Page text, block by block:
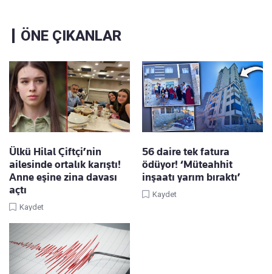
ÖNE ÇIKANLAR
Ülkü Hilal Çiftçi’nin
ailesinde ortalık karıştı!
Anne eşine zina davası
açtı
Kaydet
56 daire tek fatura
ödüyor! ‘Müteahhit
inşaatı yarım bıraktı’
Kaydet